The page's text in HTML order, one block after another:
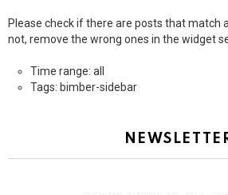
Please check if there are posts that match
not, remove the wrong ones in the widget
Time range: all
Tags: bimber-sidebar